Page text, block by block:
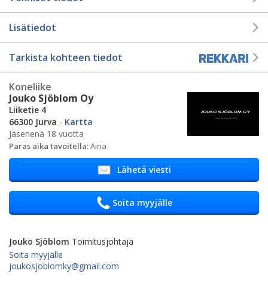
Lisätiedot
Tarkista kohteen tiedot
Koneliike
Jouko Sjöblom Oy
Liiketie 4
66300 Jurva - Kartta
Jäsenenä 18 vuotta
Paras aika tavoitella:Aina
Lähetä viesti
Soita myyjälle
Jouko Sjöblom Toimitusjohtaja
Soita myyjälle
joukosjoblomky@gmail.com